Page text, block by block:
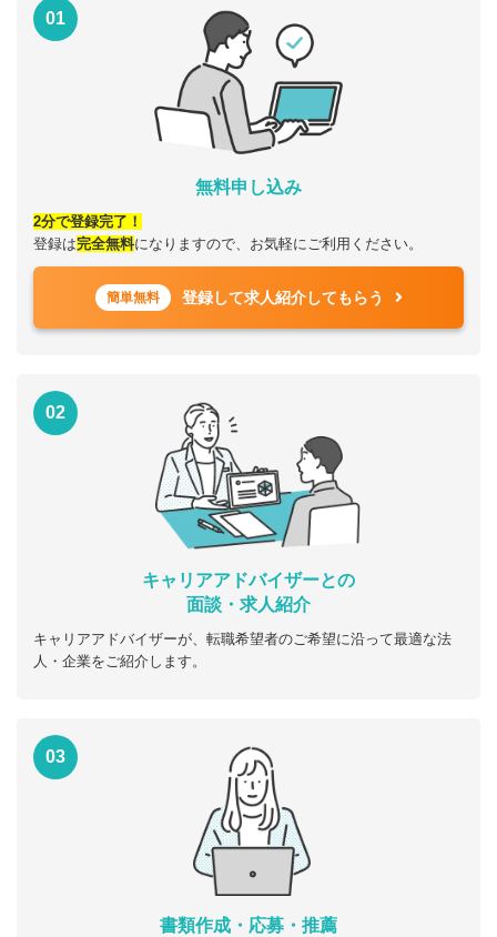
01
無料申し込み
2分で登録完了！
登録は完全無料になりますので、お気軽にご利用ください。
簡単無料 登録して求人紹介してもらう
02
キャリアアドバイザーとの
面談・求人紹介
キャリアアドバイザーが、転職希望者のご希望に沿って最適な法
人・企業をご紹介します。
03
書類作成・応募・推薦